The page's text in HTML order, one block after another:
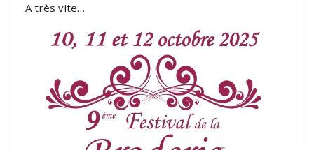
A très vite…